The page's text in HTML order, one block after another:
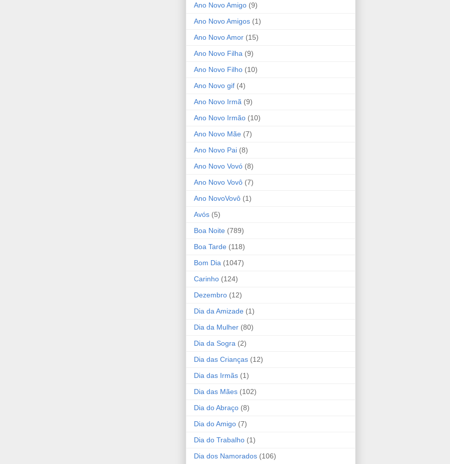
Ano Novo Amigo (9)
Ano Novo Amigos (1)
Ano Novo Amor (15)
Ano Novo Filha (9)
Ano Novo Filho (10)
Ano Novo gif (4)
Ano Novo Irmã (9)
Ano Novo Irmão (10)
Ano Novo Mãe (7)
Ano Novo Pai (8)
Ano Novo Vovó (8)
Ano Novo Vovô (7)
Ano NovoVovô (1)
Avós (5)
Boa Noite (789)
Boa Tarde (118)
Bom Dia (1047)
Carinho (124)
Dezembro (12)
Dia da Amizade (1)
Dia da Mulher (80)
Dia da Sogra (2)
Dia das Crianças (12)
Dia das Irmãs (1)
Dia das Mães (102)
Dia do Abraço (8)
Dia do Amigo (7)
Dia do Trabalho (1)
Dia dos Namorados (106)